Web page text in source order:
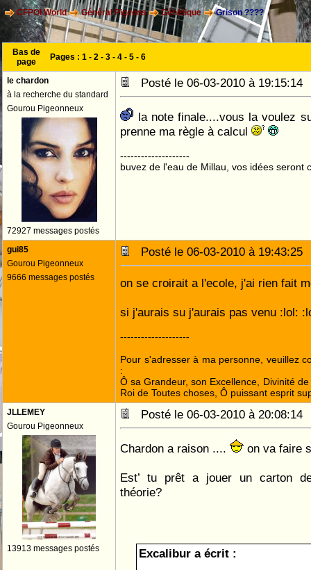
CFPOI World Général Pigeons Génétique Grison ????
Bas de
page
Pages : 1 - 2 - 3 - 4 - 5 - 6
le chardon
à la recherche du standard
Gourou Pigeonneux
72927 messages postés
Posté le 06-03-2010 à
la note finale....vous la voulez
prenne ma règle à calcul
--------------------
buvez de l'eau de Millau, vos idées seront
gui85
Gourou Pigeonneux
9666 messages postés
Posté le 06-03-2010 à
on se croirait a l'ecole, j'ai rien fait
si j'aurais su j'aurais pas venu :lol:
--------------------
Pour s'adresser à ma personne, veuillez
:
Ô sa Grandeur, son Excellence, Divinité
Roi de Toutes choses, Ô puissant esprit
JLLEMEY
Gourou Pigeonneux
13913 messages postés
Posté le 06-03-2010 à
Chardon a raison .... on va faire
Est’ tu prêt a jouer un carton
théorie?
Excalibur a écrit :